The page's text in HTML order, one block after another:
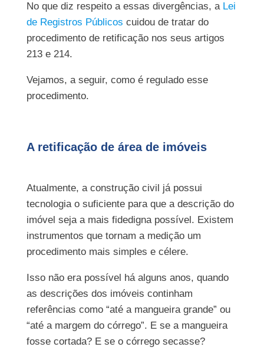
No que diz respeito a essas divergências, a Lei
de Registros Públicos cuidou de tratar do
procedimento de retificação nos seus artigos
213 e 214.
Vejamos, a seguir, como é regulado esse
procedimento.
A retificação de área de imóveis
Atualmente, a construção civil já possui
tecnologia o suficiente para que a descrição do
imóvel seja a mais fidedigna possível. Existem
instrumentos que tornam a medição um
procedimento mais simples e célere.
Isso não era possível há alguns anos, quando
as descrições dos imóveis continham
referências como “até a mangueira grande” ou
“até a margem do córrego”. E se a mangueira
fosse cortada? E se o córrego secasse?